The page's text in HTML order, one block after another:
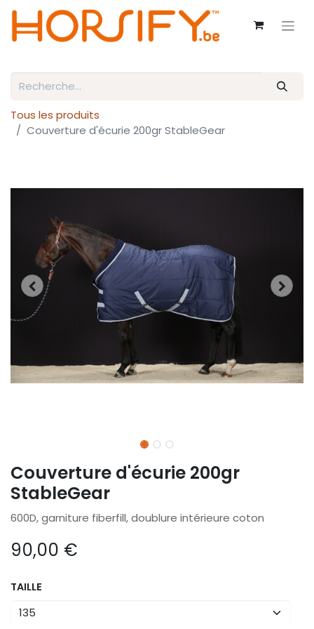
Tous les produits
Couverture d'écurie 200gr StableGear
Couverture d'écurie 200gr
StableGear
600D, garniture fiberfill, doublure intérieure coton
90,00 €
TAILLE